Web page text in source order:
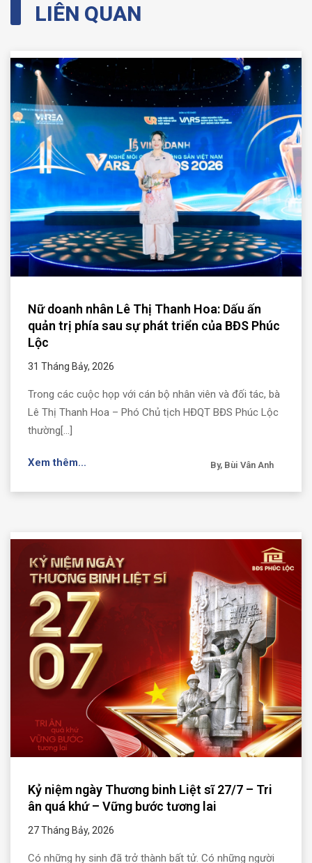
LIÊN QUAN
Nữ doanh nhân Lê Thị Thanh Hoa: Dấu ấn
quản trị phía sau sự phát triển của BĐS Phúc
Lộc
31 Tháng Bảy, 2026
Trong các cuộc họp với cán bộ nhân viên và đối tác, bà
Lê Thị Thanh Hoa – Phó Chủ tịch HĐQT BĐS Phúc Lộc
thường[...]
Xem thêm... By, Bùi Vân Anh
Kỷ niệm ngày Thương binh Liệt sĩ 27/7 – Tri
ân quá khứ – Vững bước tương lai
27 Tháng Bảy, 2026
Có những hy sinh đã trở thành bất tử. Có những người